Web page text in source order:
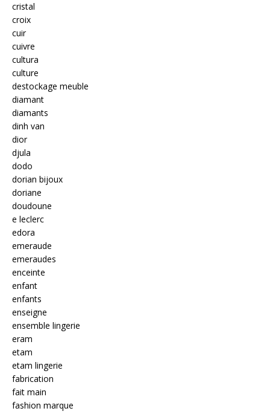
cristal
croix
cuir
cuivre
cultura
culture
destockage meuble
diamant
diamants
dinh van
dior
djula
dodo
dorian bijoux
doriane
doudoune
e leclerc
edora
emeraude
emeraudes
enceinte
enfant
enfants
enseigne
ensemble lingerie
eram
etam
etam lingerie
fabrication
fait main
fashion marque